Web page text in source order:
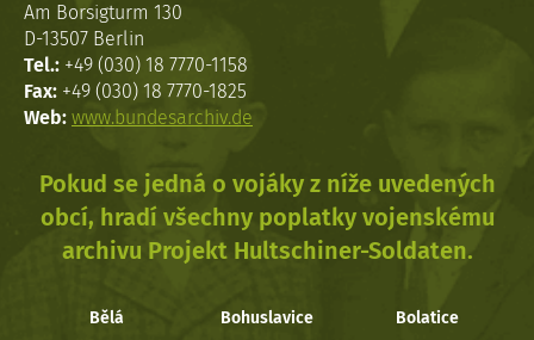
Am Borsigturm 130
D-13507 Berlin
Tel.: +49 (030) 18 7770-1158
Fax: +49 (030) 18 7770-1825
Web: www.bundesarchiv.de
Pokud se jedná o vojáky z níže uvedených
obcí, hradí všechny poplatky vojenskému
archivu Projekt Hultschiner-Soldaten.
Bělá Bohuslavice Bolatice